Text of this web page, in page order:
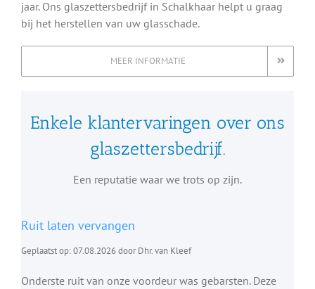
jaar. Ons glaszettersbedrijf in Schalkhaar helpt u graag
bij het herstellen van uw glasschade.
MEER INFORMATIE
Enkele klantervaringen over ons
glaszettersbedrijf.
Een reputatie waar we trots op zijn.
Ruit laten vervangen
Geplaatst op: 07.08.2026 door Dhr. van Kleef
Onderste ruit van onze voordeur was gebarsten. Deze